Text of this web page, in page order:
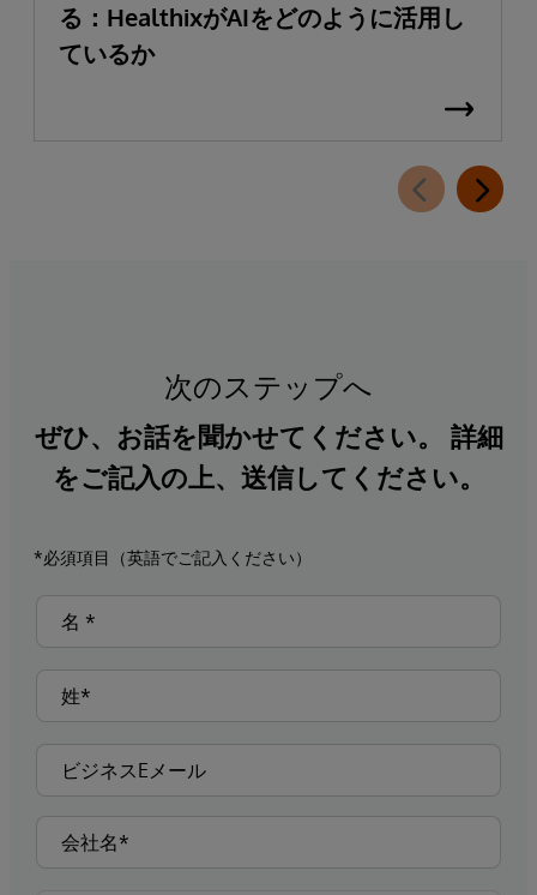
る：HealthixがAIをどのように活用し
ているか
次のステップへ
ぜひ、お話を聞かせてください。 詳細
をご記入の上、送信してください。
*必須項目（英語でご記入ください）